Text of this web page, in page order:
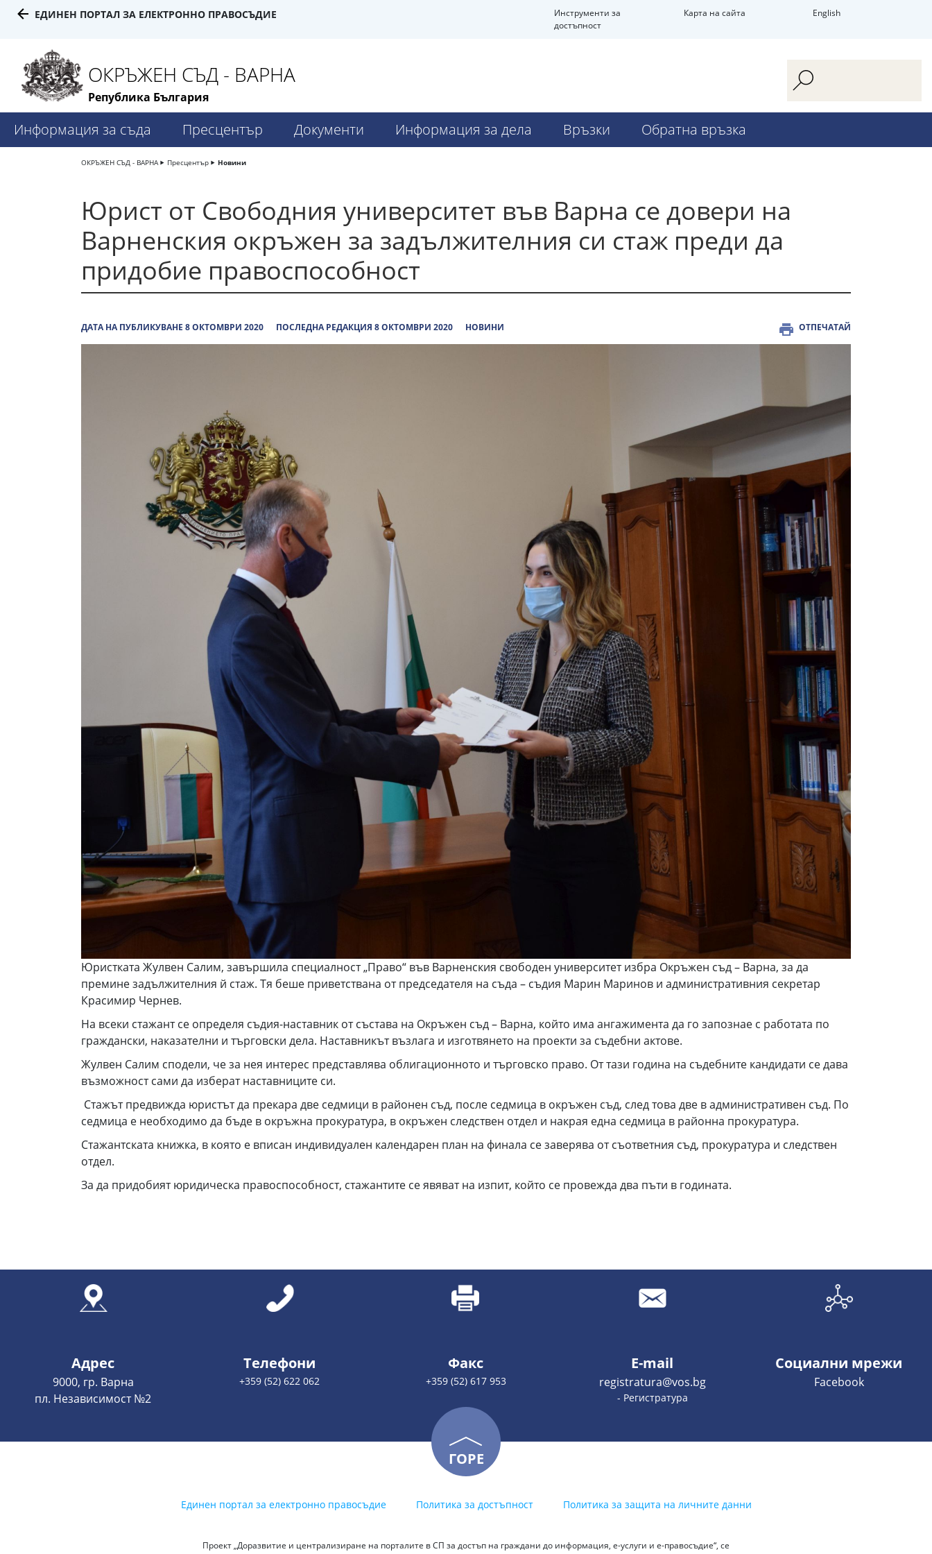
ЕДИНЕН ПОРТАЛ ЗА ЕЛЕКТРОННО ПРАВОСЪДИЕ
Инструменти за
достъпност
Карта на сайта English
ОКРЪЖЕН СЪД - ВАРНА
Република България
Информация за съда Пресцентър Документи Информация за дела Връзки Обратна връзка
ОКРЪЖЕН СЪД - ВАРНА Пресцентър Новини
Юрист от Свободния университет във Варна се довери на
Варненския окръжен за задължителния си стаж преди да
придобие правоспособност
ДАТА НА ПУБЛИКУВАНЕ 8 ОКТОМВРИ 2020 ПОСЛЕДНА РЕДАКЦИЯ 8 ОКТОМВРИ 2020 НОВИНИ ОТПЕЧАТАЙ
Юристката Жулвен Салим, завършила специалност „Право“ във Варненския свободен университет избра Окръжен съд – Варна, за да
премине задължителния й стаж. Тя беше приветствана от председателя на съда – съдия Марин Маринов и административния секретар
Красимир Чернев.
На всеки стажант се определя съдия-наставник от състава на Окръжен съд – Варна, който има ангажимента да го запознае с работата по
граждански, наказателни и търговски дела. Наставникът възлага и изготвянето на проекти за съдебни актове.
Жулвен Салим сподели, че за нея интерес представлява облигационното и търговско право. От тази година на съдебните кандидати се дава
възможност сами да изберат наставниците си.
Стажът предвижда юристът да прекара две седмици в районен съд, после седмица в окръжен съд, след това две в административен съд. По
седмица е необходимо да бъде в окръжна прокуратура, в окръжен следствен отдел и накрая една седмица в районна прокуратура.
Стажантската книжка, в която е вписан индивидуален календарен план на финала се заверява от съответния съд, прокуратура и следствен
отдел.
За да придобият юридическа правоспособност, стажантите се явяват на изпит, който се провежда два пъти в годината.
Адрес
9000, гр. Варна
пл. Независимост №2
Телефони
+359 (52) 622 062
Факс
+359 (52) 617 953
E-mail
registratura@vos.bg
- Регистратура
Социални мрежи
Facebook
ГОРЕ
Единен портал за електронно правосъдие Политика за достъпност Политика за защита на личните данни
Проект „Доразвитие и централизиране на порталите в СП за достъп на граждани до информация, е-услуги и е-правосъдие“, се